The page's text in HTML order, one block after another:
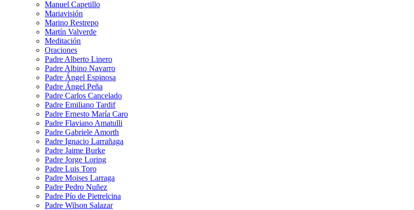
Manuel Capetillo
Mariavisión
Marino Restrepo
Martín Valverde
Meditación
Oraciones
Padre Alberto Linero
Padre Albino Navarro
Padre Ángel Espinosa
Padre Ángel Peña
Padre Carlos Cancelado
Padre Emiliano Tardif
Padre Ernesto María Caro
Padre Flaviano Amatulli
Padre Gabriele Amorth
Padre Ignacio Larrañaga
Padre Jaime Burke
Padre Jorge Loring
Padre Luis Toro
Padre Moises Larraga
Padre Pedro Nuñez
Padre Pío de Pietrelcina
Padre Wilson Salazar